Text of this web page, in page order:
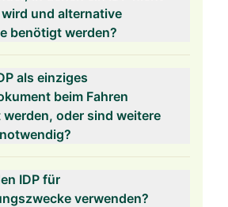
und alternative
benötigt werden?
als einziges
beim Fahren
oder sind weitere
IDP für
verwenden?